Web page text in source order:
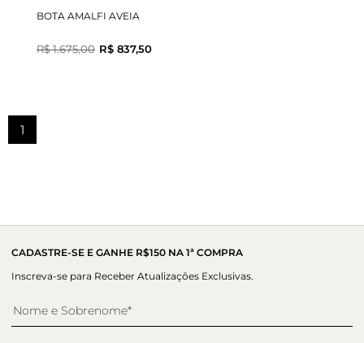
BOTA AMALFI AVEIA
R$ 1.675,00 R$ 837,50
1
CADASTRE-SE E GANHE R$150 NA 1ª COMPRA
Inscreva-se para Receber Atualizações Exclusivas.